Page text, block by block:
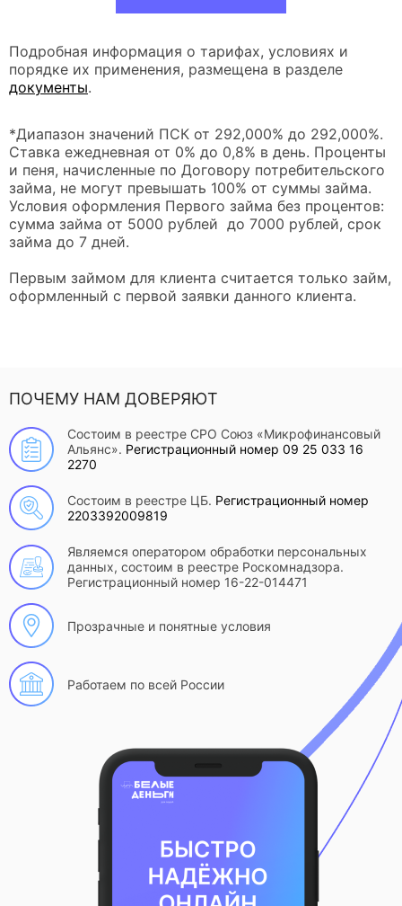
Подробная информация о тарифах, условиях и
порядке их применения, размещена в разделе
документы.
*Диапазон значений ПСК от 292,000% до 292,000%.
Ставка ежедневная от 0% до 0,8% в день. Проценты
и пеня, начисленные по Договору потребительского
займа, не могут превышать 100% от суммы займа.
Условия оформления Первого займа без процентов:
сумма займа от 5000 рублей до 7000 рублей, срок
займа до 7 дней.
Первым займом для клиента считается только займ,
оформленный с первой заявки данного клиента.
ПОЧЕМУ НАМ ДОВЕРЯЮТ
Состоим в реестре СРО Союз «Микрофинансовый
Альянс». Регистрационный номер 09 25 033 16
2270
Состоим в реестре ЦБ. Регистрационный номер
2203392009819
Являемся оператором обработки персональных
данных, состоим в реестре Роскомнадзора.
Регистрационный номер 16-22-014471
Прозрачные и понятные условия
Работаем по всей России